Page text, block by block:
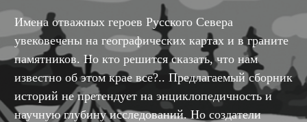
Имена отважных героев Русского Севера
увековечены на географических картах и в граните
памятников. Но кто решится сказать, что нам
известно об этом крае все?.. Предлагаемый сборник
историй не претендует на энциклопедичность и
научную глубину исследований. Но создатели